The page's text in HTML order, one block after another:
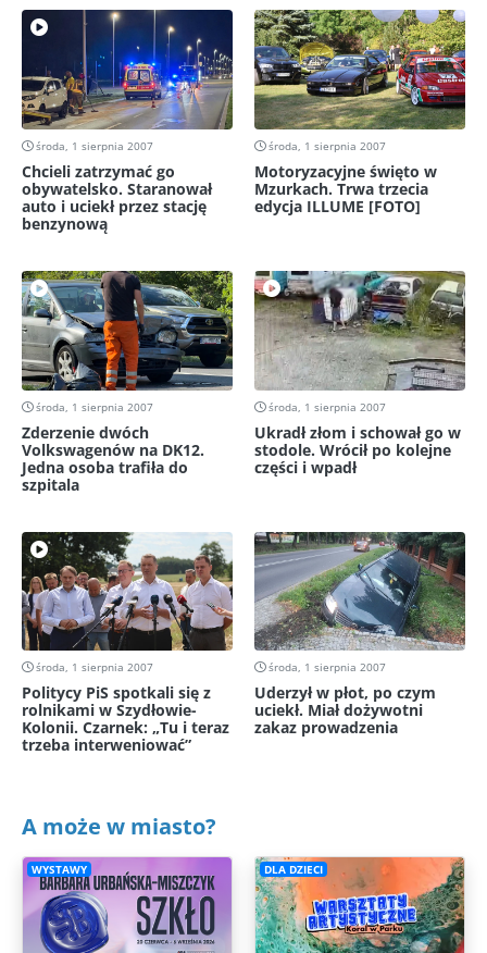
środa, 1 sierpnia 2007
Chcieli zatrzymać go
obywatelsko. Staranował
auto i uciekł przez stację
benzynową
środa, 1 sierpnia 2007
Motoryzacyjne święto w
Mzurkach. Trwa trzecia
edycja ILLUME [FOTO]
środa, 1 sierpnia 2007
Zderzenie dwóch
Volkswagenów na DK12.
Jedna osoba trafiła do
szpitala
środa, 1 sierpnia 2007
Ukradł złom i schował go w
stodole. Wrócił po kolejne
części i wpadł
środa, 1 sierpnia 2007
Politycy PiS spotkali się z
rolnikami w Szydłowie-
Kolonii. Czarnek: „Tu i teraz
trzeba interweniować”
środa, 1 sierpnia 2007
Uderzył w płot, po czym
uciekł. Miał dożywotni
zakaz prowadzenia
A może w miasto?
WYSTAWY DLA DZIECI